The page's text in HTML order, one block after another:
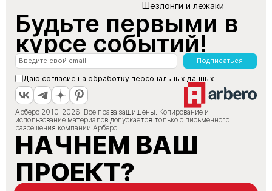
Шезлонги и лежаки
Будьте первыми в
курсе событий!
Подписаться
Даю согласие на обработку персональных данных
Арберо 2010-2026. Все права защищены. Копирование и
использование материалов допускается только с письменного
разрешения компании Арберо
НАЧНЕМ ВАШ
ПРОЕКТ?